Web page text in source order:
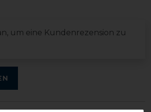
um eine Kundenrezension zu